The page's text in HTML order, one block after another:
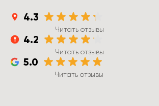
4.3
Читать отзывы
4.2
Читать отзывы
5.0
Читать отзывы